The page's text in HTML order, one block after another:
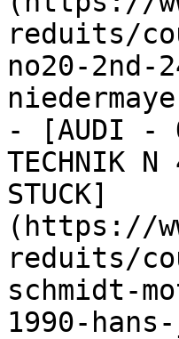
reduits/
no20-
- [AUDI -
TECHNIK N
STUCK]
(https://
reduits/
schmidt-
1990-